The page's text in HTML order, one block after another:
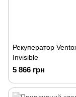
Рекуператор
Invisible
5 866 грн